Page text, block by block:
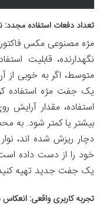
تعداد دفعات استفاده مجدد:
نگهدارنده، قابلیت
یک جفت مژه استفاده
استفاده، مقدار آرایش
بیشتر یا کمتر شود. به
دچار ریزش شده اند،
خود را از دست داده
یک جفت جدید تهیه
تجربه کاربری واقعی: